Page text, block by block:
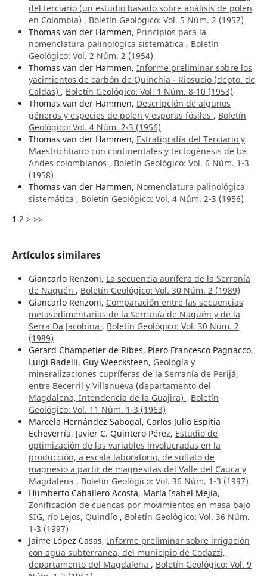
del terciario (un estudio basado sobre análisis de polen
en Colombia) , Boletín Geológico: Vol. 5 Núm. 2 (1957)
Thomas van der Hammen, Principios para la
nomenclatura palinológica sistemática , Boletín
Geológico: Vol. 2 Núm. 2 (1954)
Thomas van der Hammen, Informe preliminar sobre los
yacimientos de carbón de Quinchia - Riosucio (depto. de
Caldas) , Boletín Geológico: Vol. 1 Núm. 8-10 (1953)
Thomas van der Hammen, Descripción de algunos
géneros y especies de polen y esporas fósiles , Boletín
Geológico: Vol. 4 Núm. 2-3 (1956)
Thomas van der Hammen, Estratigrafía del Terciario y
Maestrichtiano con continentales y tectogénesis de los
Andes colombianos , Boletín Geológico: Vol. 6 Núm. 1-3
(1958)
Thomas van der Hammen, Nomenclatura palinológica
sistemática , Boletín Geológico: Vol. 4 Núm. 2-3 (1956)
1 2 > >>
Artículos similares
Giancarlo Renzoni, La secuencia aurífera de la Serranía
de Naquén , Boletín Geológico: Vol. 30 Núm. 2 (1989)
Giancarlo Renzoni, Comparación entre las secuencias
metasedimentarias de la Serranía de Naquén y de la
Serra Da Jacobina , Boletín Geológico: Vol. 30 Núm. 2
(1989)
Gerard Champetier de Ribes, Piero Francesco Pagnacco,
Luigi Radelli, Guy Weecksteen, Geología y
mineralizaciones cupríferas de la Serranía de Perijá,
entre Becerril y Villanueva (departamento del
Magdalena, Intendencia de la Guajira) , Boletín
Geológico: Vol. 11 Núm. 1-3 (1963)
Marcela Hernández Sabogal, Carlos Julio Espitia
Echeverría, Javier C. Quintero Pérez, Estudio de
optimización de las variables involucradas en la
producción, a escala laboratorio, de sulfato de
magnesio a partir de magnesitas del Valle del Cauca y
Magdalena , Boletín Geológico: Vol. 36 Núm. 1-3 (1997)
Humberto Caballero Acosta, María Isabel Mejía,
Zonificación de cuencas por movimientos en masa bajo
SIG, río Lejos, Quindío , Boletín Geológico: Vol. 36 Núm.
1-3 (1997)
Jaime López Casas, Informe preliminar sobre irrigación
con agua subterranea, del municipio de Codazzi,
departamento del Magdalena , Boletín Geológico: Vol. 9